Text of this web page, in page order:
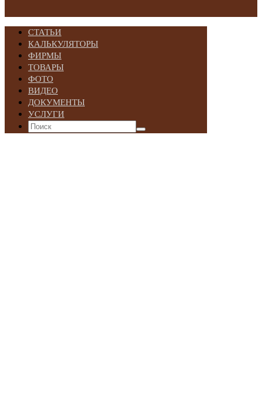
СТАТЬИ
КАЛЬКУЛЯТОРЫ
ФИРМЫ
ТОВАРЫ
ФОТО
ВИДЕО
ДОКУМЕНТЫ
УСЛУГИ